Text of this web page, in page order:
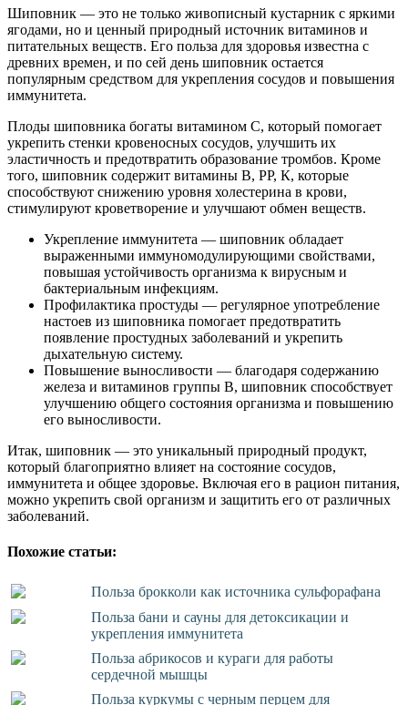
Шиповник — это не только живописный кустарник с яркими
ягодами, но и ценный природный источник витаминов и
питательных веществ. Его польза для здоровья известна с
древних времен, и по сей день шиповник остается
популярным средством для укрепления сосудов и повышения
иммунитета.
Плоды шиповника богаты витамином C, который помогает
укрепить стенки кровеносных сосудов, улучшить их
эластичность и предотвратить образование тромбов. Кроме
того, шиповник содержит витамины В, РР, К, которые
способствуют снижению уровня холестерина в крови,
стимулируют кроветворение и улучшают обмен веществ.
Укрепление иммунитета — шиповник обладает
выраженными иммуномодулирующими свойствами,
повышая устойчивость организма к вирусным и
бактериальным инфекциям.
Профилактика простуды — регулярное употребление
настоев из шиповника помогает предотвратить
появление простудных заболеваний и укрепить
дыхательную систему.
Повышение выносливости — благодаря содержанию
железа и витаминов группы В, шиповник способствует
улучшению общего состояния организма и повышению
его выносливости.
Итак, шиповник — это уникальный природный продукт,
который благоприятно влияет на состояние сосудов,
иммунитета и общее здоровье. Включая его в рацион питания,
можно укрепить свой организм и защитить его от различных
заболеваний.
Похожие статьи:
Польза брокколи как источника сульфорафана
Польза бани и сауны для детоксикации и
укрепления иммунитета
Польза абрикосов и кураги для работы
сердечной мышцы
Польза куркумы с черным перцем для